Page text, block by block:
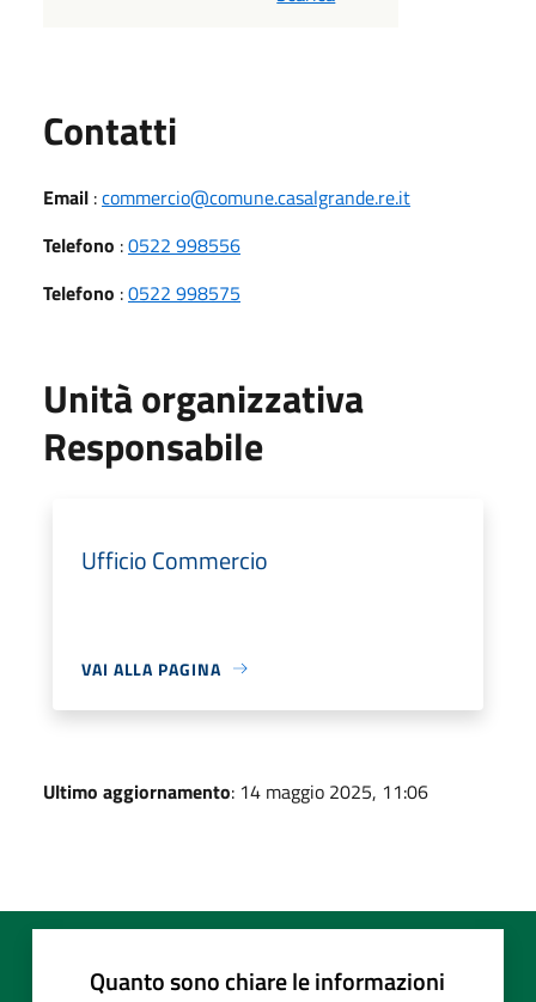
Contatti
Email :commercio@comune.casalgrande.re.it
Telefono :0522 998556
Telefono :0522 998575
Unità organizzativa
Responsabile
Ufficio Commercio
VAI ALLA PAGINA
Ultimo aggiornamento: 14 maggio 2025, 11:06
Quanto sono chiare le informazioni